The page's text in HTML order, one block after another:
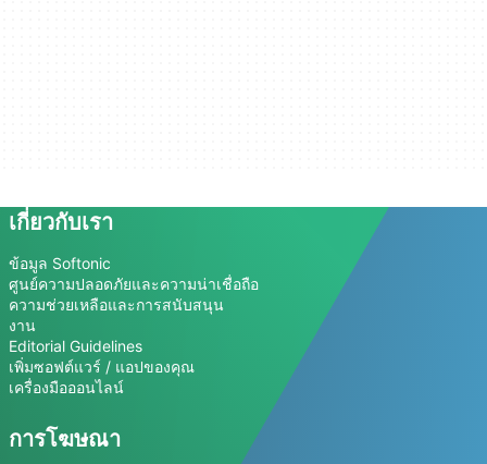
เกี่ยวกับเรา
ข้อมูล Softonic
ศูนย์ความปลอดภัยและความน่าเชื่อถือ
ความช่วยเหลือและการสนับสนุน
งาน
Editorial Guidelines
เพิ่มซอฟต์แวร์ / แอปของคุณ
เครื่องมือออนไลน์
การโฆษณา